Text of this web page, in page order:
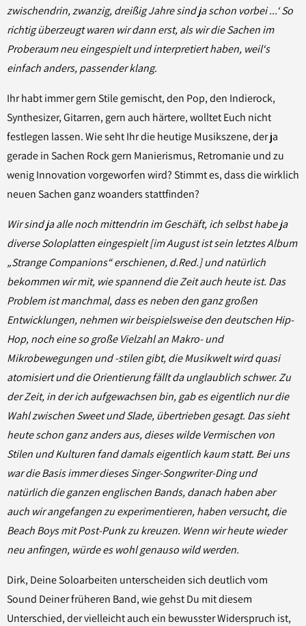
zwischendrin, zwanzig, dreißig Jahre sind ja schon vorbei ...‘ So
richtig überzeugt waren wir dann erst, als wir die Sachen im
Proberaum neu eingespielt und interpretiert haben, weil‘s
einfach anders, passender klang.
Ihr habt immer gern Stile gemischt, den Pop, den Indierock,
Synthesizer, Gitarren, gern auch härtere, wolltet Euch nicht
festlegen lassen. Wie seht Ihr die heutige Musikszene, der ja
gerade in Sachen Rock gern Manierismus, Retromanie und zu
wenig Innovation vorgeworfen wird? Stimmt es, dass die wirklich
neuen Sachen ganz woanders stattfinden?
Wir sind ja alle noch mittendrin im Geschäft, ich selbst habe ja
diverse Soloplatten eingespielt [im August ist sein letztes Album
„Strange Companions“ erschienen, d.Red.] und natürlich
bekommen wir mit, wie spannend die Zeit auch heute ist. Das
Problem ist manchmal, dass es neben den ganz großen
Entwicklungen, nehmen wir beispielsweise den deutschen Hip-
Hop, noch eine so große Vielzahl an Makro- und
Mikrobewegungen und -stilen gibt, die Musikwelt wird quasi
atomisiert und die Orientierung fällt da unglaublich schwer. Zu
der Zeit, in der ich aufgewachsen bin, gab es eigentlich nur die
Wahl zwischen Sweet und Slade, übertrieben gesagt. Das sieht
heute schon ganz anders aus, dieses wilde Vermischen von
Stilen und Kulturen fand damals eigentlich kaum statt. Bei uns
war die Basis immer dieses Singer-Songwriter-Ding und
natürlich die ganzen englischen Bands, danach haben aber
auch wir angefangen zu experimentieren, haben versucht, die
Beach Boys mit Post-Punk zu kreuzen. Wenn wir heute wieder
neu anfingen, würde es wohl genauso wild werden.
Dirk, Deine Soloarbeiten unterscheiden sich deutlich vom
Sound Deiner früheren Band, wie gehst Du mit diesem
Unterschied, der vielleicht auch ein bewusster Widerspruch ist,